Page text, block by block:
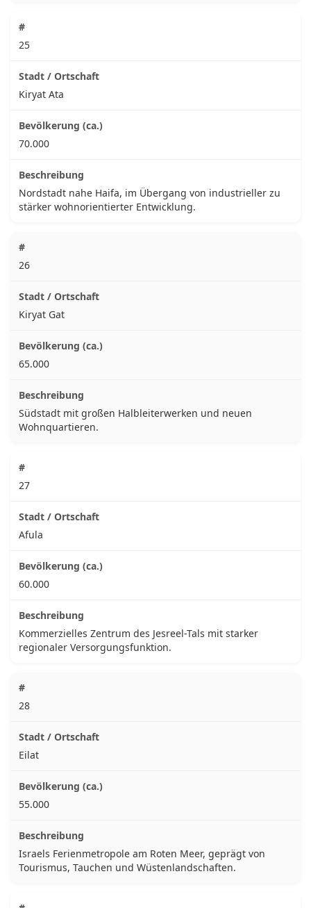
25
Kiryat Ata
70.000
Nordstadt nahe Haifa, im Übergang von industrieller zu
stärker wohnorientierter Entwicklung.
26
Kiryat Gat
65.000
Südstadt mit großen Halbleiterwerken und neuen
Wohnquartieren.
27
Afula
60.000
Kommerzielles Zentrum des Jesreel-Tals mit starker
regionaler Versorgungsfunktion.
28
Eilat
55.000
Israels Ferienmetropole am Roten Meer, geprägt von
Tourismus, Tauchen und Wüstenlandschaften.